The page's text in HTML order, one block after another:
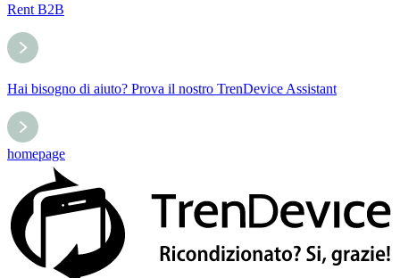
Rent B2B
Hai bisogno di aiuto? Prova il nostro TrenDevice Assistant
homepage